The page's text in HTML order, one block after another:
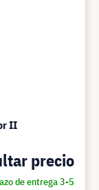
II
precio
de entrega 3-5